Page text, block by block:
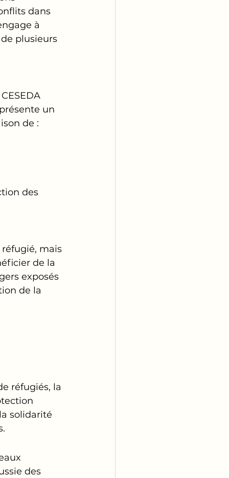
dans
à
plusieurs
un
de :
des
mais
de la
exposés
de la
réfugiés, la
solidarité
des